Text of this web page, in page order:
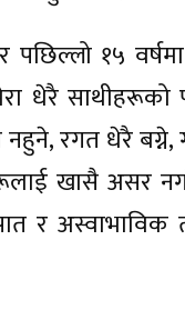
पछिल्लो १५
धेरै
रगत धेरै
खासै असर
र अस्वाभाविक